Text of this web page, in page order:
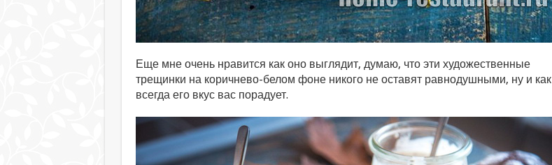
Еще мне очень нравится как оно выглядит, думаю, что эти художественные
трещинки на коричнево-белом фоне никого не оставят равнодушными, ну и как
всегда его вкус вас порадует.